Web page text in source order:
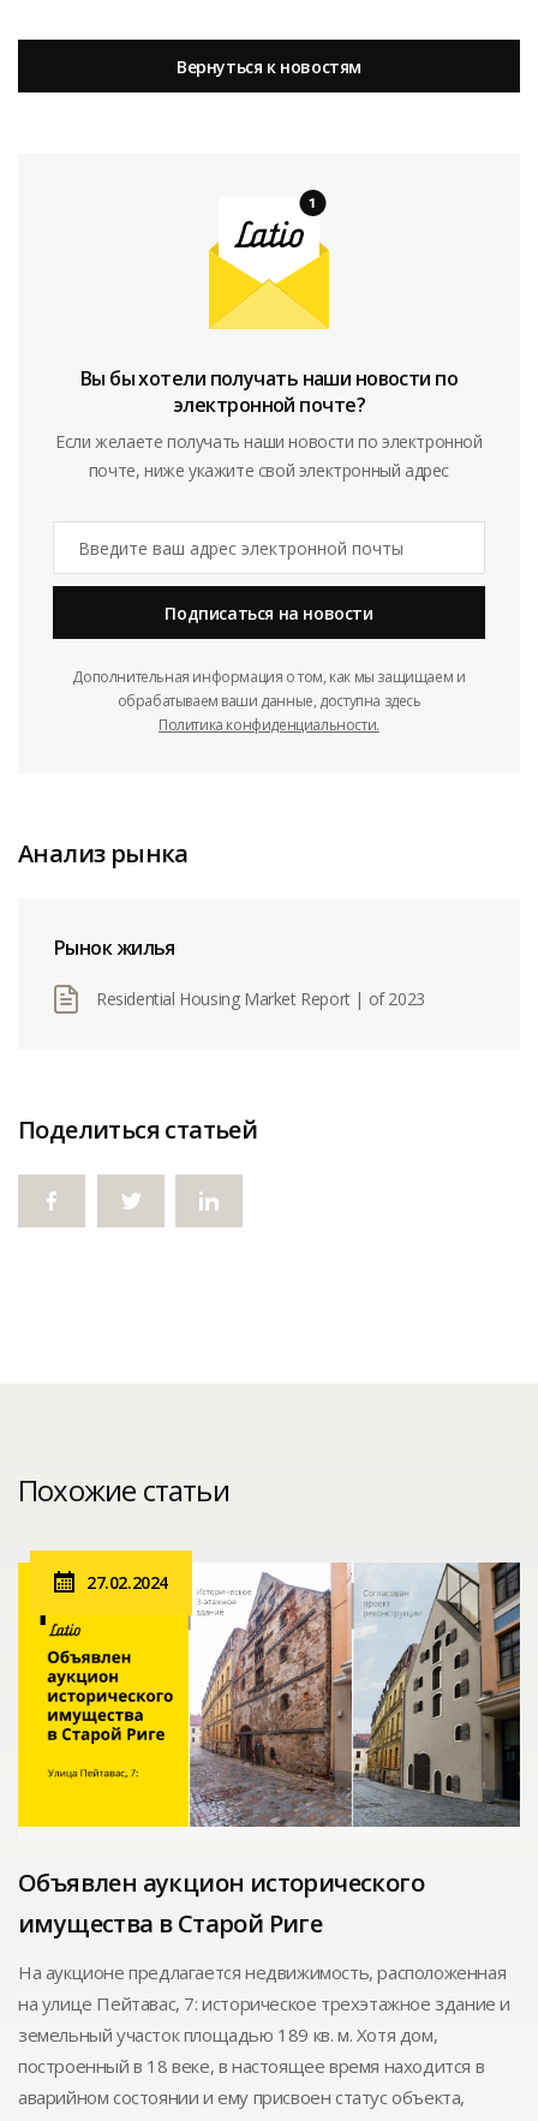
Вернуться к новостям
Вы бы хотели получать наши новости по
электронной почте?
Если желаете получать наши новости по электронной
почте, ниже укажите свой электронный адрес
Подписаться на новости
Дополнительная информация о том, как мы защищаем и
обрабатываем ваши данные, доступна здесь
Политика конфиденциальности.
Анализ рынка
Рынок жилья
Residential Housing Market Report | of 2023
Поделиться статьей
Похожие статьи
27.02.2024
Объявлен аукцион исторического
имущества в Старой Риге
На аукционе предлагается недвижимость, расположенная
на улице Пейтавас, 7: историческое трехэтажное здание и
земельный участок площадью 189 кв. м. Хотя дом,
построенный в 18 веке, в настоящее время находится в
аварийном состоянии и ему присвоен статус объекта,